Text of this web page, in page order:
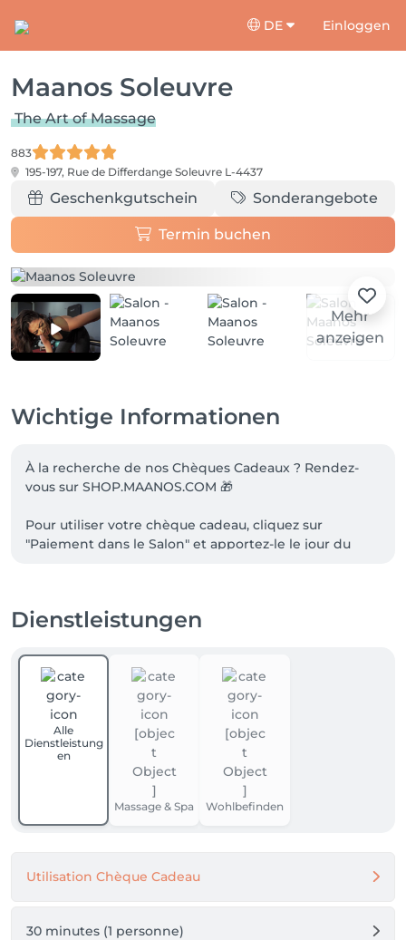
DE Einloggen
Maanos Soleuvre
The Art of Massage
883
195-197, Rue de Differdange Soleuvre L-4437
Geschenkgutschein Sonderangebote
Termin buchen
Mehr
anzeigen
Wichtige Informationen
À la recherche de nos Chèques Cadeaux ? Rendez-
vous sur SHOP.MAANOS.COM 🎁
Pour utiliser votre chèque cadeau, cliquez sur
"Paiement dans le Salon" et apportez-le le jour du
Maanos ✨
Dienstleistungen
Alle
Dienstleistung
en
Massage & Spa Wohlbefinden
Utilisation Chèque Cadeau
30 minutes (1 personne)